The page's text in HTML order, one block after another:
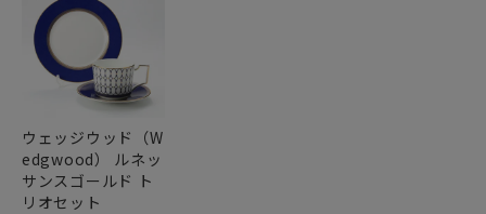
ウェッジウッド（W
edgwood） ルネッ
サンスゴールド ト
リオセット